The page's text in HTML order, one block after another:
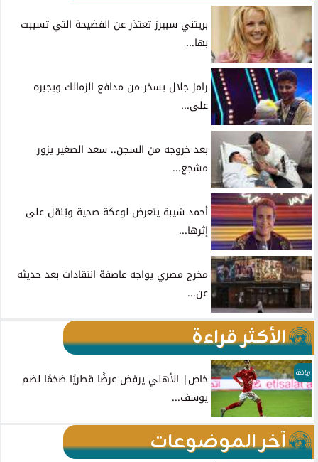
بريتني سبيرز تعتذر عن الفضيحة التي تسببت
بها...
رامز جلال يسخر من مدافع الزمالك ويجبره
على...
بعد خروجه من السجن.. سعد الصغير يزور
مشجع...
أحمد شيبة يتعرض لوعكة صحية ويُنقل على
إثرها...
مخرج مصري يواجه عاصفة انتقادات بعد حديثه
عن...
الأكثر قراءة
رياضة
خاص| الأهلي يرفض عرضًا قطريًا ضخمًا لضم
يوسف...
آخر الموضوعات